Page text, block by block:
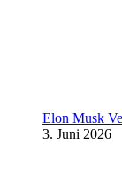
Elon Musk
3. Juni 2026